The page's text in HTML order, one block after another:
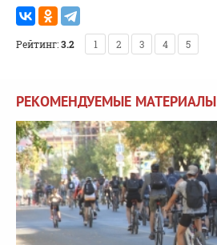
Рейтинг:3.2 1 2 3 4 5
РЕКОМЕНДУЕМЫЕ МАТЕРИАЛЫ